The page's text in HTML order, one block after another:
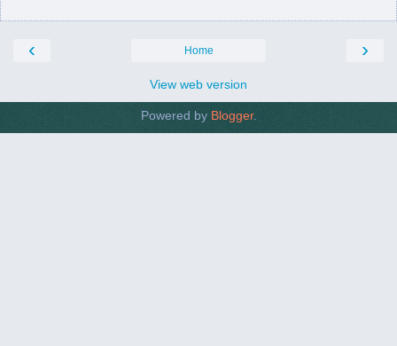
‹ ›
Home
View web version
Powered by Blogger.